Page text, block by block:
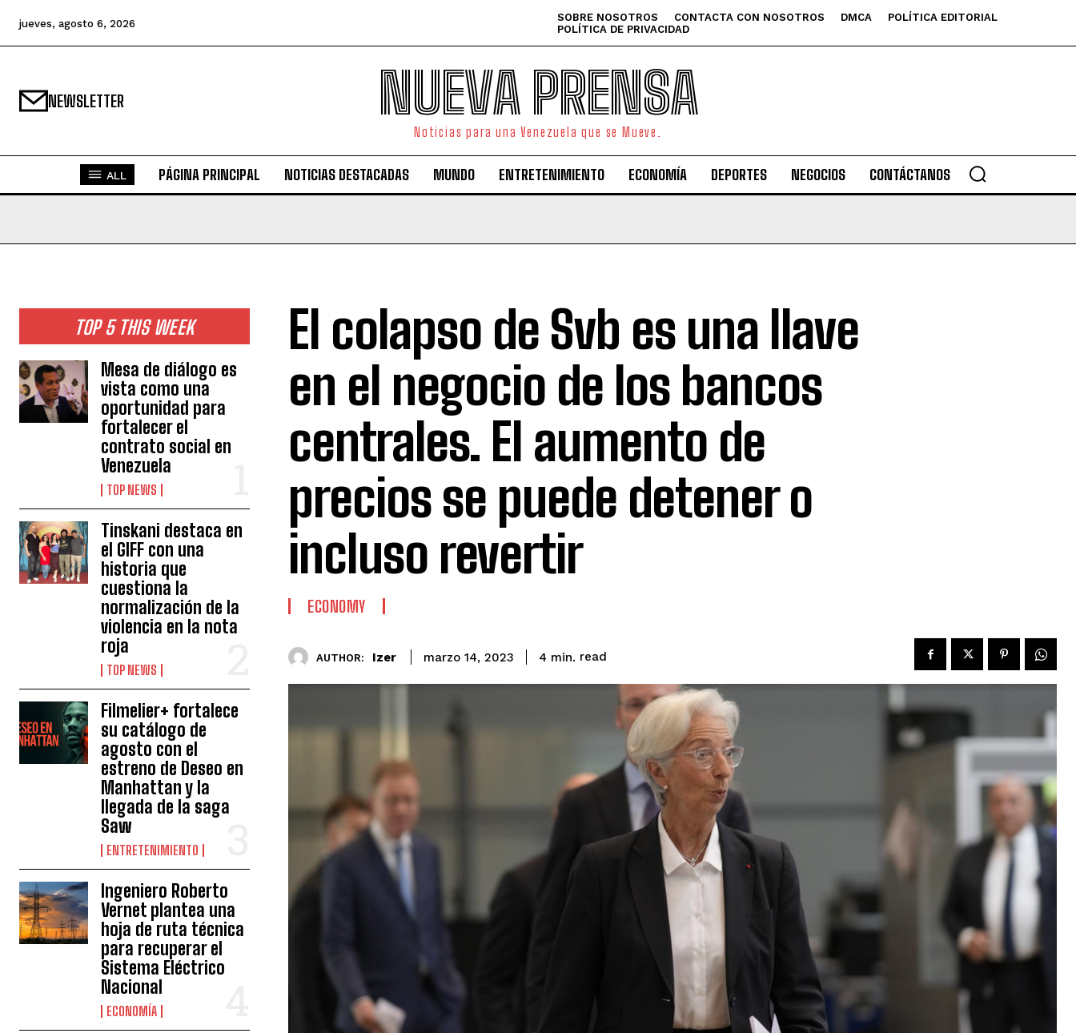
jueves, agosto 6, 2026 SOBRE NOSOTROS CONTACTA CON NOSOTROS DMCA
POLÍTICA EDITORIAL
POLÍTICA DE PRIVACIDAD
NEWSLETTER NUEVA PRENSA
Noticias para una Venezuela que se Mueve.
ALL PÁGINA PRINCIPAL NOTICIAS DESTACADAS MUNDO ENTRETENIMIENTO ECONOMÍA DEPORTES NEGOCIOS CONTÁCTANOS
TOP 5 THIS WEEK
Mesa de diálogo es
vista como una
oportunidad para
fortalecer el
contrato social en
Venezuela
TOP NEWS
Tinskani destaca en
el GIFF con una
historia que
cuestiona la
normalización de la
violencia en la nota
roja
TOP NEWS
Filmelier+ fortalece
su catálogo de
agosto con el
estreno de Deseo en
Manhattan y la
llegada de la saga
Saw
ENTRETENIMIENTO
Ingeniero Roberto
Vernet plantea una
hoja de ruta técnica
para recuperar el
Sistema Eléctrico
Nacional
ECONOMÍA
El colapso de Svb es una llave
en el negocio de los bancos
centrales. El aumento de
precios se puede detener o
incluso revertir
ECONOMY
AUTHOR: Izer marzo 14, 2023 4 min. read